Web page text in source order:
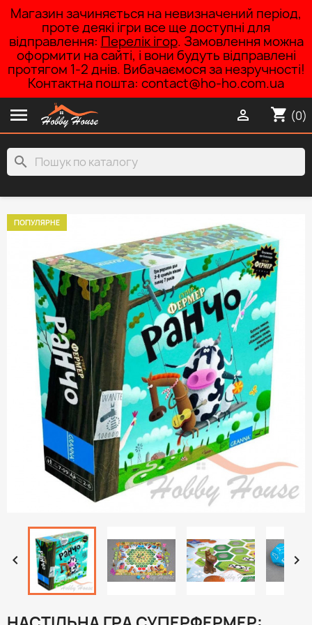
Магазин зачиняється на невизначений період,
проте деякі ігри все ще доступні для
відправлення: Перелік ігор. Замовлення можна
оформити на сайті, і вони будуть відправлені
протягом 1-2 днів. Вибачаємося за незручності!
Контактна пошта: contact@ho-ho.com.ua
 shopping_cart (0)

search
ПОПУЛЯРНЕ
 